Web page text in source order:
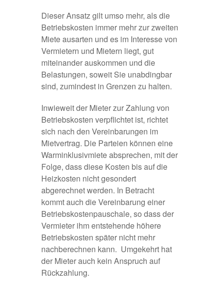
Dieser Ansatz gilt umso mehr, als die
Betriebskosten immer mehr zur zweiten
Miete ausarten und es im Interesse von
Vermietern und Mietern liegt, gut
miteinander auskommen und die
Belastungen, soweit Sie unabdingbar
sind, zumindest in Grenzen zu halten.
Inwieweit der Mieter zur Zahlung von
Betriebskosten verpflichtet ist, richtet
sich nach den Vereinbarungen im
Mietvertrag. Die Parteien können eine
Warminklusivmiete absprechen, mit der
Folge, dass diese Kosten bis auf die
Heizkosten nicht gesondert
abgerechnet werden. In Betracht
kommt auch die Vereinbarung einer
Betriebskostenpauschale, so dass der
Vermieter ihm entstehende höhere
Betriebskosten später nicht mehr
nachberechnen kann. Umgekehrt hat
der Mieter auch kein Anspruch auf
Rückzahlung.